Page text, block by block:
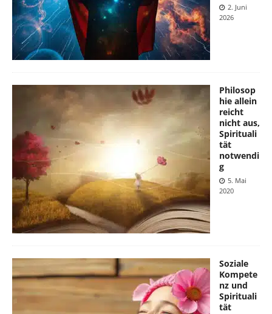
2. Juni
2026
Philosop
hie allein
reicht
nicht aus,
Spirituali
tät
notwendi
g
5. Mai
2020
Soziale
Kompete
nz und
Spirituali
tät